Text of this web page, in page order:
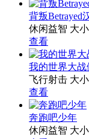
背叛Betrayed
休闲益智 大
查看
我的世界大战
飞行射击 大
查看
奔跑吧少年
休闲益智 大